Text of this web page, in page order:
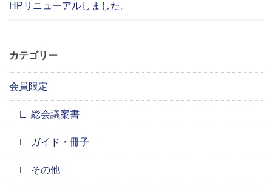
HPリニューアルしました。
カテゴリー
会員限定
総会議案書
ガイド・冊子
その他